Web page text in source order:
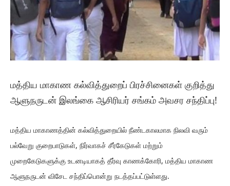
மத்திய மாகாண கல்வித்துறைப் பிரச்சினைகள் குறித்து
ஆளுநருடன் இலங்கை ஆசிரியர் சங்கம் அவசர சந்திப்பு!
மத்திய மாகாணத்தின் கல்வித்துறையில் நீண்டகாலமாக நிலவி வரும்
பல்வேறு குறைபாடுகள், நிர்வாகச் சீர்கேடுகள் மற்றும்
முறைகேடுகளுக்கு உடனடியாகத் தீர்வு காணக்கோரி, மத்திய மாகாண
ஆளுநருடன் விசேட சந்திப்பொன்று நடத்தப்பட்டுள்ளது.